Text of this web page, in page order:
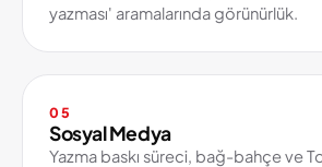
yazması' aramalarında görünürlük.
05
Sosyal Medya
Yazma baskı süreci, bağ-bahçe ve